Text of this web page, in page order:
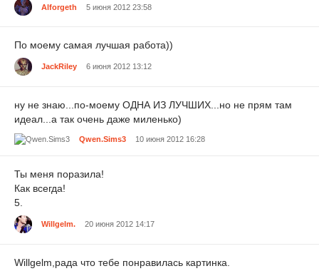
Alforgeth 5 июня 2012 23:58
По моему самая лучшая работа))
JackRiley 6 июня 2012 13:12
ну не знаю...по-моему ОДНА ИЗ ЛУЧШИХ...но не прям там
идеал...а так очень даже миленько)
Qwen.Sims3 10 июня 2012 16:28
Ты меня поразила!
Как всегда!
5.
Willgelm. 20 июня 2012 14:17
Willgelm,рада что тебе понравилась картинка.